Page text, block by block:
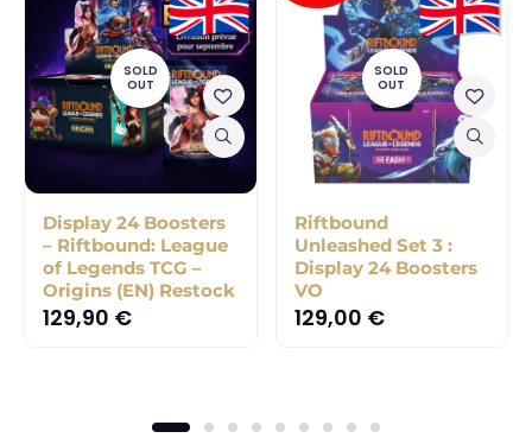
SOLD
OUT
Display 24 Boosters
– Riftbound: League
of Legends TCG –
Origins (EN) Restock
129,90 €
SOLD
OUT
Riftbound
Unleashed Set 3 :
Display 24 Boosters
VO
129,00 €